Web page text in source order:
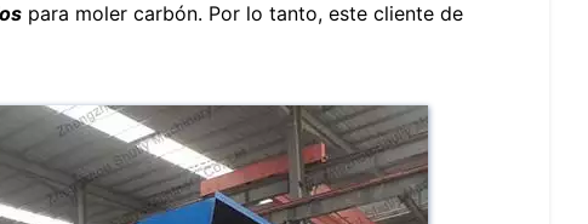
para moler carbón. Por lo tanto, este cliente de